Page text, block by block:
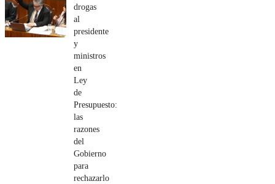
drogas
al
presidente
y
ministros
en
Ley
de
Presupuesto:
las
razones
del
Gobierno
para
rechazarlo